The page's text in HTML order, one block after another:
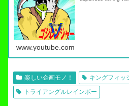
www.youtube.com
楽しい企画モノ！
キングフィッ
トライアングルレインボー